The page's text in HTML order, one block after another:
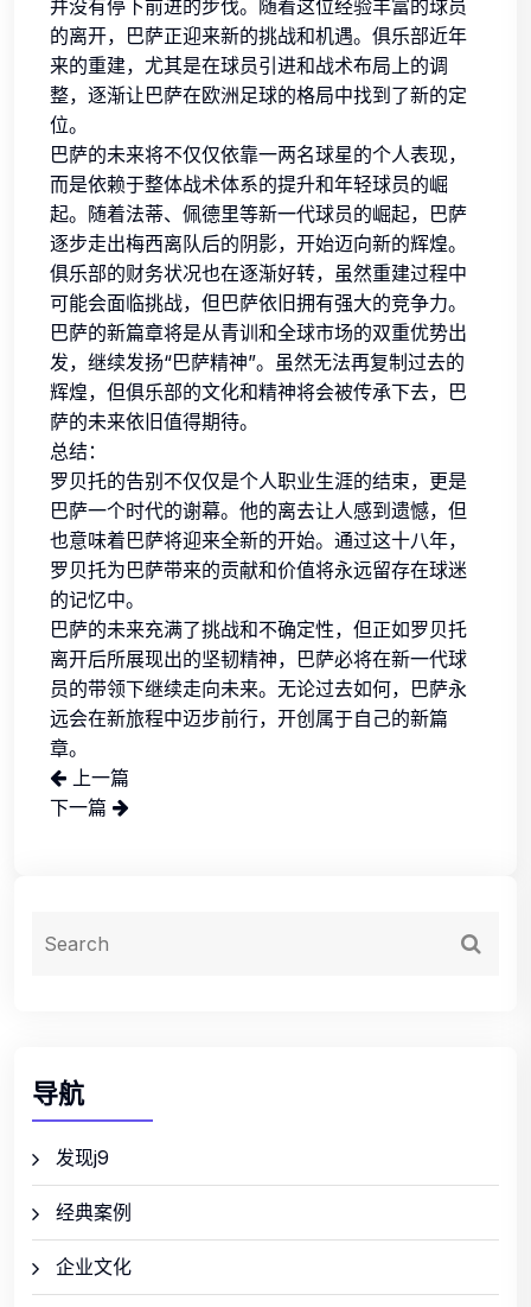
并没有停下前进的步伐。随着这位经验丰富的球员
的离开，巴萨正迎来新的挑战和机遇。俱乐部近年
来的重建，尤其是在球员引进和战术布局上的调
整，逐渐让巴萨在欧洲足球的格局中找到了新的定
位。
巴萨的未来将不仅仅依靠一两名球星的个人表现，
而是依赖于整体战术体系的提升和年轻球员的崛
起。随着法蒂、佩德里等新一代球员的崛起，巴萨
逐步走出梅西离队后的阴影，开始迈向新的辉煌。
俱乐部的财务状况也在逐渐好转，虽然重建过程中
可能会面临挑战，但巴萨依旧拥有强大的竞争力。
巴萨的新篇章将是从青训和全球市场的双重优势出
发，继续发扬“巴萨精神”。虽然无法再复制过去的
辉煌，但俱乐部的文化和精神将会被传承下去，巴
萨的未来依旧值得期待。
总结：
罗贝托的告别不仅仅是个人职业生涯的结束，更是
巴萨一个时代的谢幕。他的离去让人感到遗憾，但
也意味着巴萨将迎来全新的开始。通过这十八年，
罗贝托为巴萨带来的贡献和价值将永远留存在球迷
的记忆中。
巴萨的未来充满了挑战和不确定性，但正如罗贝托
离开后所展现出的坚韧精神，巴萨必将在新一代球
员的带领下继续走向未来。无论过去如何，巴萨永
远会在新旅程中迈步前行，开创属于自己的新篇
章。
上一篇
下一篇
导航
发现j9
经典案例
企业文化